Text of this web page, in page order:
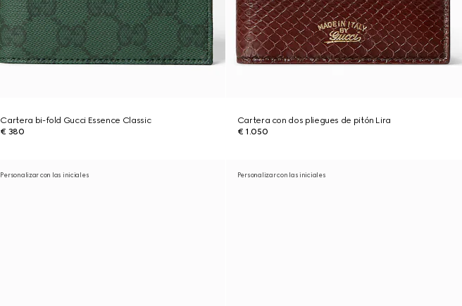
Cartera bi-fold Gucci Essence Classic
€ 380
Cartera con dos pliegues de pitón Lira
€ 1.050
Personalizar con las iniciales Personalizar con las iniciales